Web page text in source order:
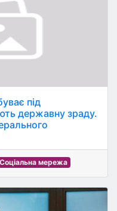
під
державну зраду.
Соціальна мережа